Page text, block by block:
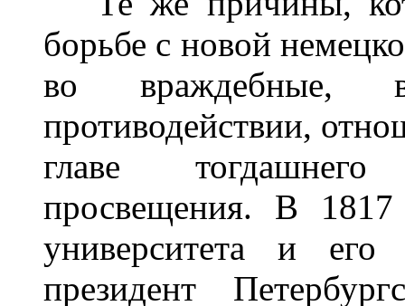
борьбе с новой
во враждебные,
противодействии,
главе тогдашнего
просвещения. В 1817
университета и
президент